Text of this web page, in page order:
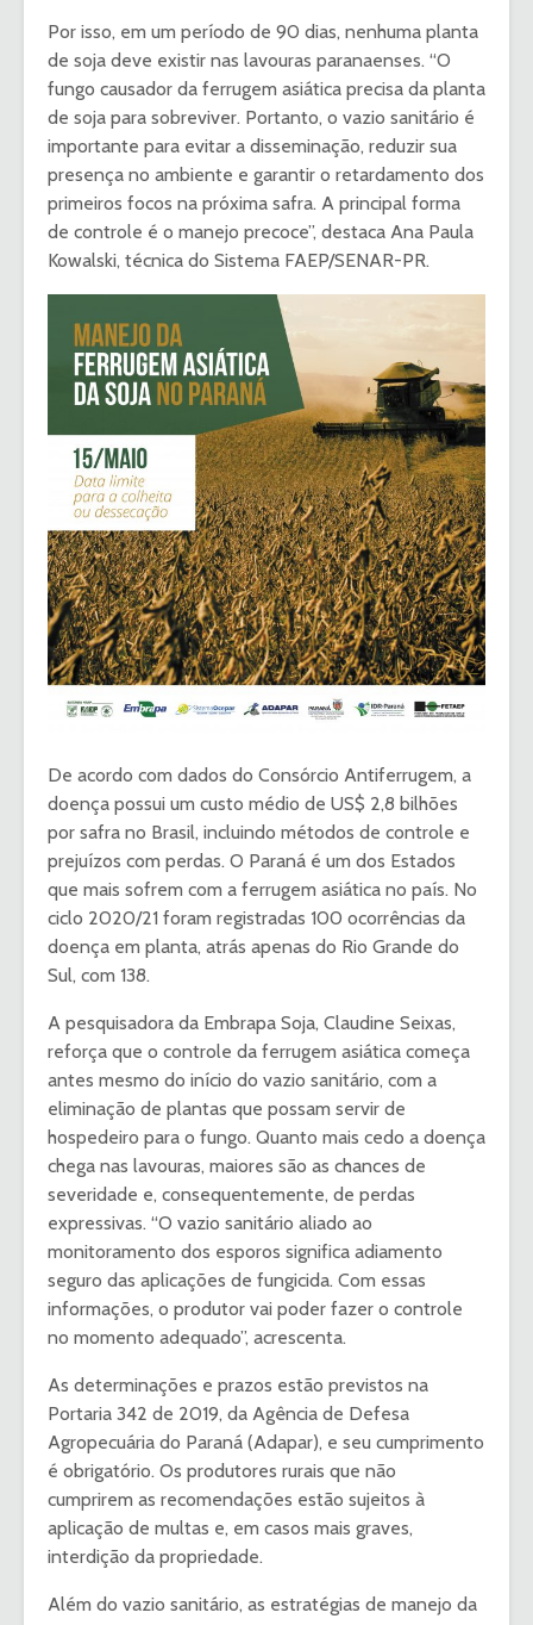
Por isso, em um período de 90 dias, nenhuma planta
de soja deve existir nas lavouras paranaenses. “O
fungo causador da ferrugem asiática precisa da planta
de soja para sobreviver. Portanto, o vazio sanitário é
importante para evitar a disseminação, reduzir sua
presença no ambiente e garantir o retardamento dos
primeiros focos na próxima safra. A principal forma
de controle é o manejo precoce”, destaca Ana Paula
Kowalski, técnica do Sistema FAEP/SENAR-PR.
De acordo com dados do Consórcio Antiferrugem, a
doença possui um custo médio de US$ 2,8 bilhões
por safra no Brasil, incluindo métodos de controle e
prejuízos com perdas. O Paraná é um dos Estados
que mais sofrem com a ferrugem asiática no país. No
ciclo 2020/21 foram registradas 100 ocorrências da
doença em planta, atrás apenas do Rio Grande do
Sul, com 138.
A pesquisadora da Embrapa Soja, Claudine Seixas,
reforça que o controle da ferrugem asiática começa
antes mesmo do início do vazio sanitário, com a
eliminação de plantas que possam servir de
hospedeiro para o fungo. Quanto mais cedo a doença
chega nas lavouras, maiores são as chances de
severidade e, consequentemente, de perdas
expressivas. “O vazio sanitário aliado ao
monitoramento dos esporos significa adiamento
seguro das aplicações de fungicida. Com essas
informações, o produtor vai poder fazer o controle
no momento adequado”, acrescenta.
As determinações e prazos estão previstos na
Portaria 342 de 2019, da Agência de Defesa
Agropecuária do Paraná (Adapar), e seu cumprimento
é obrigatório. Os produtores rurais que não
cumprirem as recomendações estão sujeitos à
aplicação de multas e, em casos mais graves,
interdição da propriedade.
Além do vazio sanitário, as estratégias de manejo da